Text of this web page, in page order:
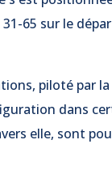
65 sur le
piloté par la
dans
elle, sont